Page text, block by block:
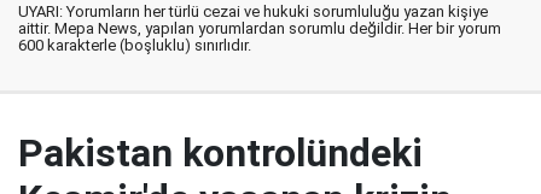
UYARI: Yorumların her türlü cezai ve hukuki sorumluluğu yazan kişiye
aittir. Mepa News, yapılan yorumlardan sorumlu değildir. Her bir yorum
600 karakterle (boşluklu) sınırlıdır.
Pakistan kontrolündeki